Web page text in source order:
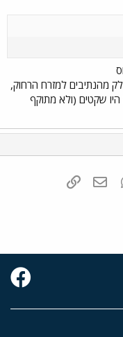
מהנתיבים למזרח הרחוק,
שקטים (ולא מתוקף
WhatsAppדואר אלקטרוני